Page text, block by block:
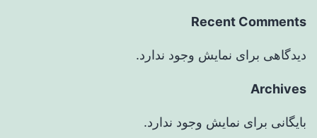
Recent Comments
دیدگاهی برای نمایش وجود ندارد.
Archives
بایگانی برای نمایش وجود ندارد.